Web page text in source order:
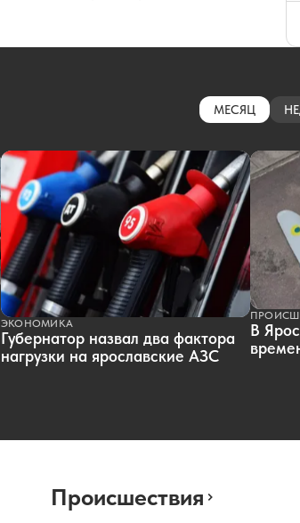
МЕСЯЦ
ЭКОНОМИКА
Губернатор назвал два фактора
нагрузки на ярославские АЗС
В
Происшествия